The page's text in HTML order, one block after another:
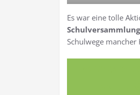
Es war eine tolle
Schulversammlung
Schulwege